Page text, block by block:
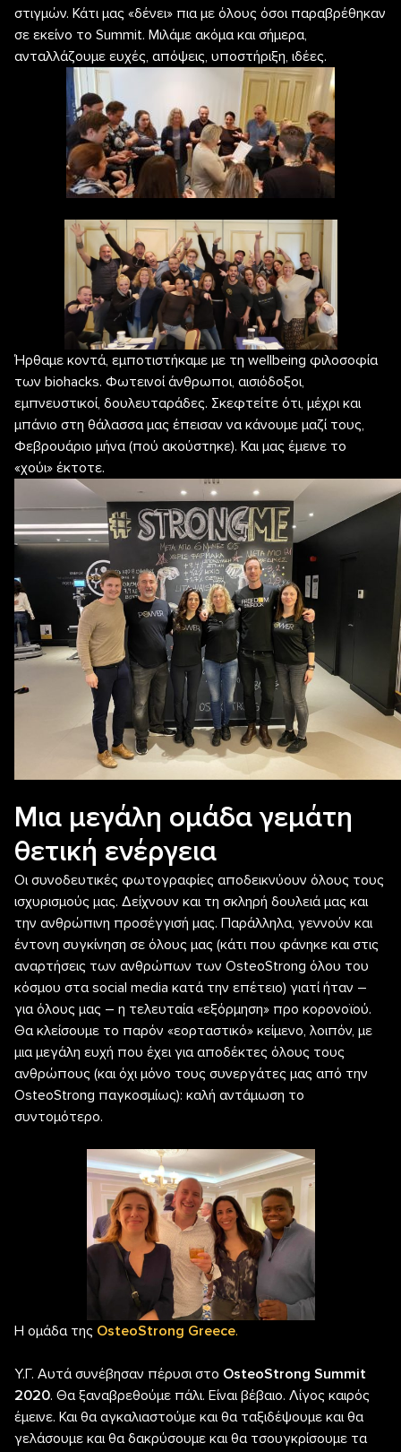
στιγμών. Κάτι μας «δένει» πια με όλους όσοι παραβρέθηκαν
σε εκείνο το Summit. Μιλάμε ακόμα και σήμερα,
ανταλλάζουμε ευχές, απόψεις, υποστήριξη, ιδέες.
Ήρθαμε κοντά, εμποτιστήκαμε με τη wellbeing φιλοσοφία
των biohacks. Φωτεινοί άνθρωποι, αισιόδοξοι,
εμπνευστικοί, δουλευταράδες. Σκεφτείτε ότι, μέχρι και
μπάνιο στη θάλασσα μας έπεισαν να κάνουμε μαζί τους,
Φεβρουάριο μήνα (πού ακούστηκε). Και μας έμεινε το
«χούι» έκτοτε.
Μια μεγάλη ομάδα γεμάτη
θετική ενέργεια
Οι συνοδευτικές φωτογραφίες αποδεικνύουν όλους τους
ισχυρισμούς μας. Δείχνουν και τη σκληρή δουλειά μας και
την ανθρώπινη προσέγγισή μας. Παράλληλα, γεννούν και
έντονη συγκίνηση σε όλους μας (κάτι που φάνηκε και στις
αναρτήσεις των ανθρώπων των OsteoStrong όλου του
κόσμου στα social media κατά την επέτειο) γιατί ήταν –
για όλους μας – η τελευταία «εξόρμηση» προ κορονοϊού.
Θα κλείσουμε το παρόν «εορταστικό» κείμενο, λοιπόν, με
μια μεγάλη ευχή που έχει για αποδέκτες όλους τους
ανθρώπους (και όχι μόνο τους συνεργάτες μας από την
OsteoStrong παγκοσμίως): καλή αντάμωση το
συντομότερο.
Η ομάδα της OsteoStrong Greece.
Υ.Γ. Αυτά συνέβησαν πέρυσι στο OsteoStrong Summit
2020. Θα ξαναβρεθούμε πάλι. Είναι βέβαιο. Λίγος καιρός
έμεινε. Και θα αγκαλιαστούμε και θα ταξιδέψουμε και θα
γελάσουμε και θα δακρύσουμε και θα τσουγκρίσουμε τα